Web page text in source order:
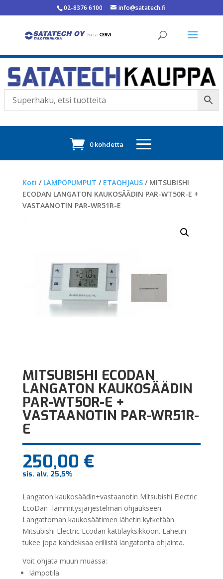
02-8376 6100 info@satatech.fi
0 kohdetta
Koti / LÄMPÖPUMPUT / ETÄOHJAUS/ MITSUBISHI
ECODAN LANGATON KAUKOSÄÄDIN PAR-WT50R-E +
VASTAANOTIN PAR-WR51R-E
MITSUBISHI ECODAN
LANGATON KAUKOSÄÄDIN
PAR-WT50R-E +
VASTAANOTIN PAR-WR51R-
E
250,00 €
sis. alv. 25,5%
Langaton kaukosäädin+vastaanotin Mitsubishi Electric
EcoDan -lämmitysjärjestelmän ohjaukseen.
Langattoman kaukosäätimen lähetin kytketään
Mitsubishi Electric Ecodan kattilayksikköön. Lähetin
tukee jopa kahdeksaa erillistä langatonta ohjainta.
Voit ohjata muun muassa:
lämpötila